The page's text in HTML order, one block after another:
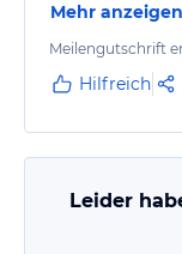
2 x Zimmer,
(klein) sowie
ihren Zweck für
Mehr anzeigen
Meilengutschrift
Hilfreich
Leider